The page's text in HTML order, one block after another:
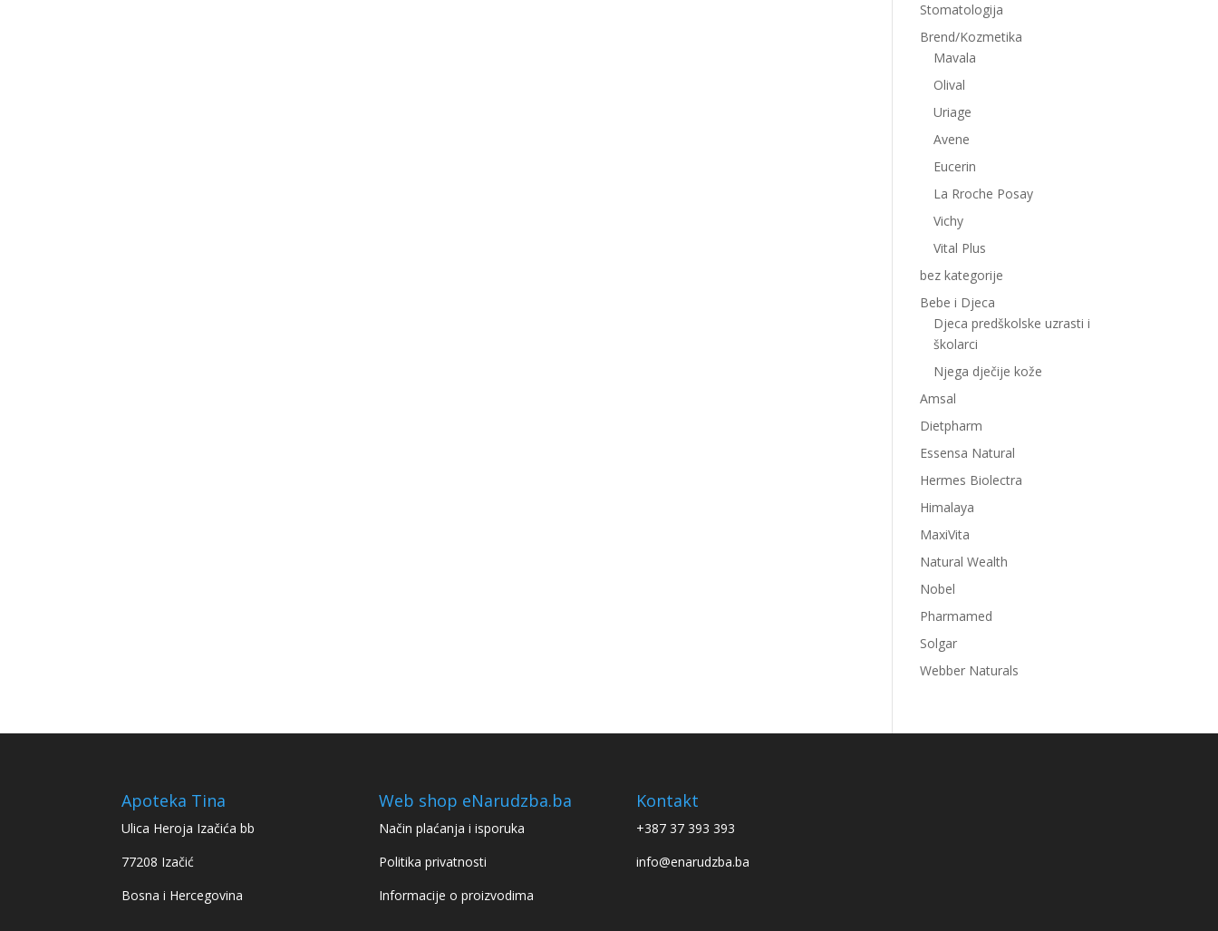
Stomatologija
Brend/Kozmetika
Mavala
Olival
Uriage
Avene
Eucerin
La Rroche Posay
Vichy
Vital Plus
bez kategorije
Bebe i Djeca
Djeca predškolske uzrasti i
školarci
Njega dječije kože
Amsal
Dietpharm
Essensa Natural
Hermes Biolectra
Himalaya
MaxiVita
Natural Wealth
Nobel
Pharmamed
Solgar
Webber Naturals
Apoteka Tina
Ulica Heroja Izačića bb
77208 Izačić
Bosna i Hercegovina
Web shop eNarudzba.ba
Način plaćanja i isporuka
Politika privatnosti
Informacije o proizvodima
Kontakt
+387 37 393 393
info@enarudzba.ba